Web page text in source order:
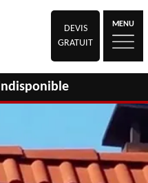
DEVIS
GRATUIT
MENU